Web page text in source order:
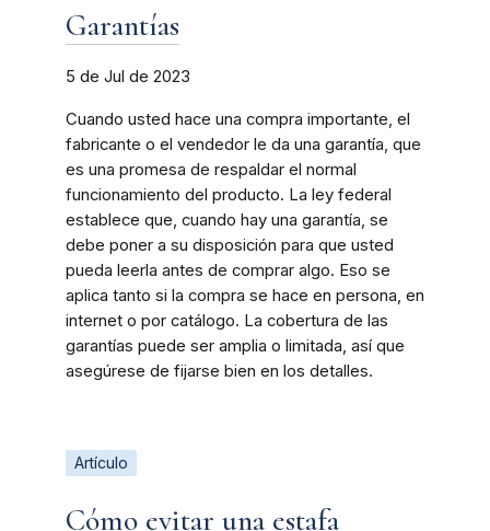
Garantías
5 de Jul de 2023
Cuando usted hace una compra importante, el
fabricante o el vendedor le da una garantía, que
es una promesa de respaldar el normal
funcionamiento del producto. La ley federal
establece que, cuando hay una garantía, se
debe poner a su disposición para que usted
pueda leerla antes de comprar algo. Eso se
aplica tanto si la compra se hace en persona, en
internet o por catálogo. La cobertura de las
garantías puede ser amplia o limitada, así que
asegúrese de fijarse bien en los detalles.
Artículo
Cómo evitar una estafa